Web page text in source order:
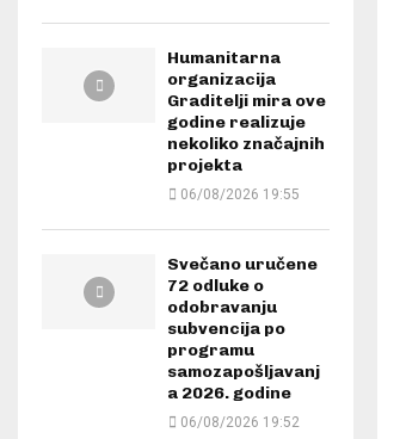
Humanitarna
organizacija
Graditelji mira ove
godine realizuje
nekoliko značajnih
projekta
06/08/2026 19:55
Svečano uručene
72 odluke o
odobravanju
subvencija po
programu
samozapošljavanj
a 2026. godine
06/08/2026 19:52